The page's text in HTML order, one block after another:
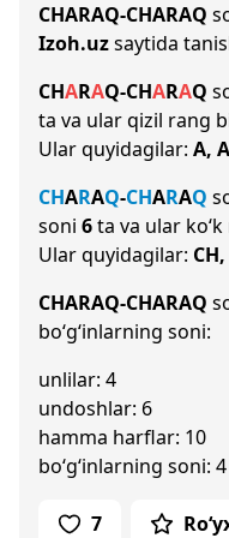
CHARAQ-CHARAQ
Izoh.uzsaytida
CHARAQ-CHARAQ
ta va ular qizil rang
Ular quyidagilar: A,
CHARAQ-CHARAQ
soni 6ta va ular
Ular quyidagilar:
CHARAQ-CHARAQ
bo‘g‘inlarning soni:
unlilar: 4
undoshlar: 6
hamma harflar: 10
bo‘g‘inlarning soni: 4
7